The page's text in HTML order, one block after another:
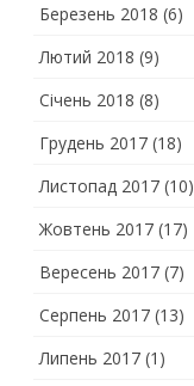
Березень 2018 (6)
Лютий 2018 (9)
Січень 2018 (8)
Грудень 2017 (18)
Листопад 2017 (10)
Жовтень 2017 (17)
Вересень 2017 (7)
Серпень 2017 (13)
Липень 2017 (1)